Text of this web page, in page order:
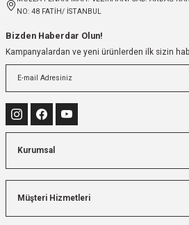
NO: 48 FATİH/ İSTANBUL
Bizden Haberdar Olun!
Kampanyalardan ve yeni ürünlerden ilk sizin
Kurumsal
Müşteri Hizmetleri